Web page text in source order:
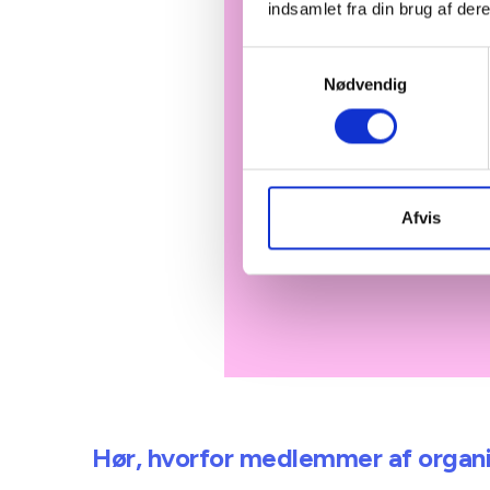
indsamlet fra din brug af
Nødvendig
Afvis
Hør, hvorfor medlemmer af